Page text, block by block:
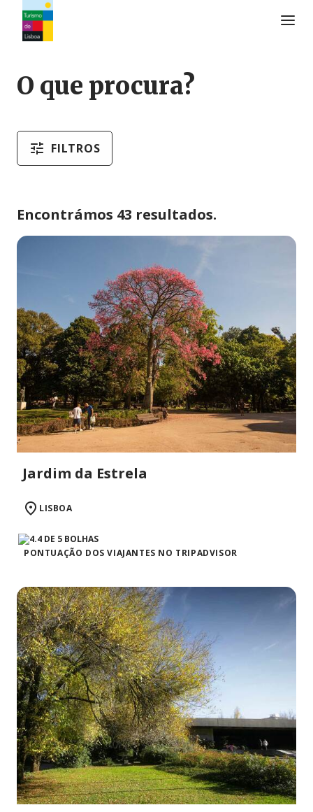
O que procura?
FILTROS
Encontrámos 43 resultados.
Jardim da Estrela
LISBOA
PONTUAÇÃO DOS VIAJANTES NO TRIPADVISOR